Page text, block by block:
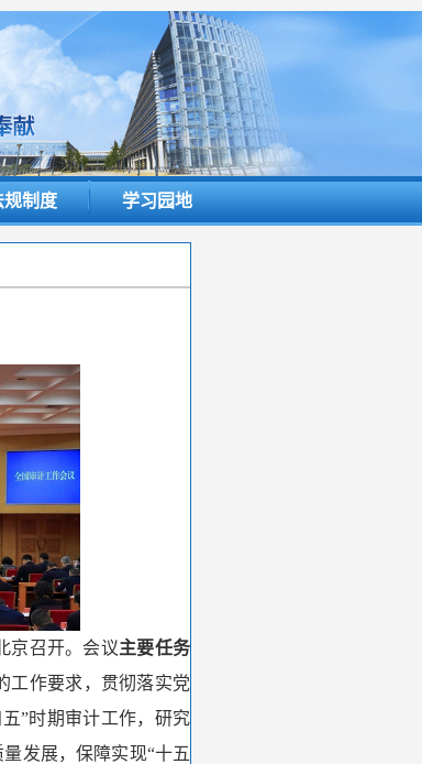
规制度 学习园地
京召开。会议主要任务
工作要求，贯彻落实党
”时期审计工作，研究
发展，保障实现“十五